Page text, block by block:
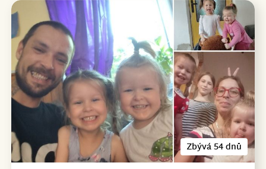
Zbývá 54 dnů